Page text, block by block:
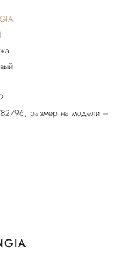
82/96, размер на модели –